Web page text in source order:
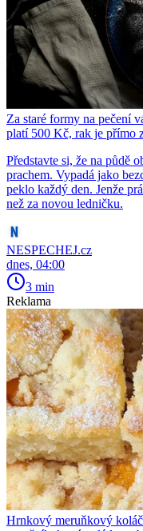
Za staré formy na pečení
platí 500 Kč, rak je přímo
Představte si, že na půdě
prachem. Vypadá jako
peklo každý den. Jenže
než za novou ledničku.
NESPECHEJ.cz
dnes, 04:00
3 min
Reklama
Hrnkový meruňkový